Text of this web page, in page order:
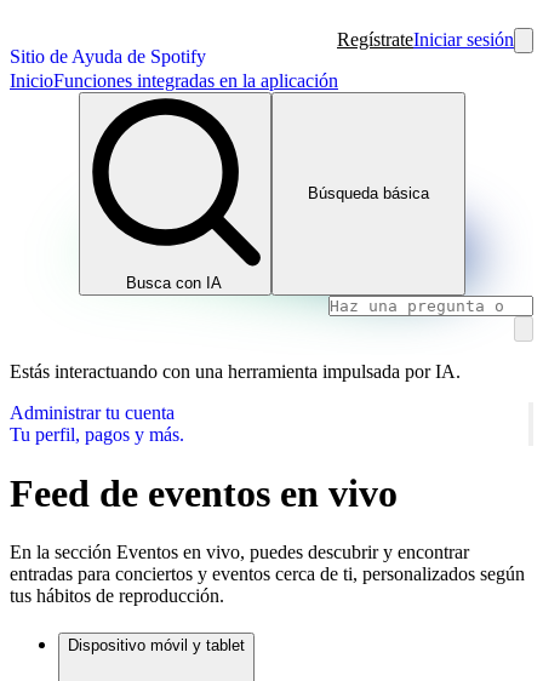
Sitio de Ayuda de Spotify
RegístrateIniciar sesión
InicioFunciones integradas en la aplicación
Busca con IA
Búsqueda básica
Estás interactuando con una herramienta impulsada por IA.
Administrar tu cuenta
Tu perfil, pagos y más.
Feed de eventos en vivo
En la sección Eventos en vivo, puedes descubrir y encontrar
entradas para conciertos y eventos cerca de ti, personalizados según
tus hábitos de reproducción.
Dispositivo móvil y tablet